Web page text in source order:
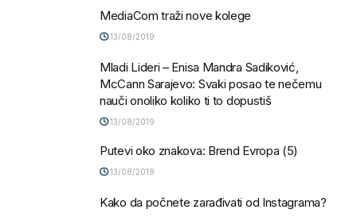
MediaCom traži nove kolege
13/08/2019
Mladi Lideri – Enisa Mandra Sadiković,
McCann Sarajevo: Svaki posao te nečemu
nauči onoliko koliko ti to dopustiš
13/08/2019
Putevi oko znakova: Brend Evropa (5)
13/08/2019
Kako da počnete zarađivati od Instagrama?